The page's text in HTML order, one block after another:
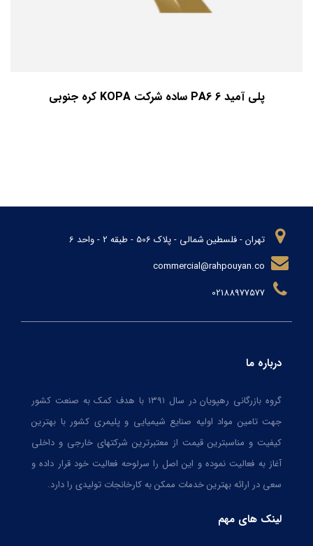
پلی آمید 6 PA6 ساده شرکت KOPA کره جنوبی
تهران - فلسطین شمالی - پلاک 506 - طبقه 2 - واحد 6
درباره ما
گروه بازرگانی رهپویان در سال ۱۳۹۱ با هدف کمک به صنعت کشور
جهت تامین مواد اولیه صنایع شیمیایی و پلیمری کشور با بهترین
کیفیت و مناسبترین قیمت از معتبرترین شرکتهای خارجی و داخلی
آغاز به فعالیت نموده و این اصل را سرلوحه فعالیت خود قرار داده و
سعی در ارائه بهترین خدمات ممکن به کارخانجات تولیدی را دارد.
لینک های مهم